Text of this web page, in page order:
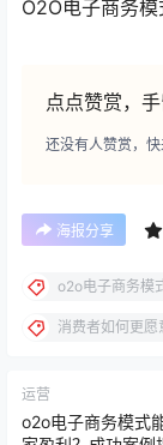
O2O电子商务模
点点赞赏，
还没有人赞赏，快
海报分享
o2o电子商务模
消费者如何更
运营
o2o电子商务模式